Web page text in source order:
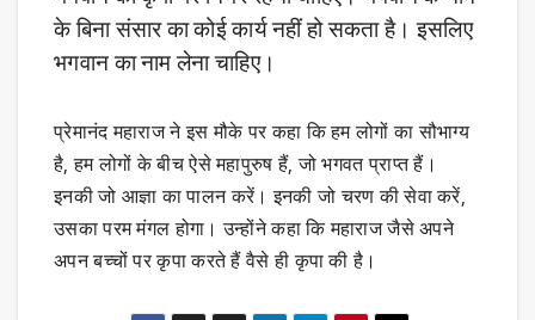
के बिना संसार का कोई कार्य नहीं हो सकता है। इसलिए
भगवान का नाम लेना चाहिए।
प्रेमानंद महाराज ने इस मौके पर कहा कि हम लोगों का सौभाग्य
है, हम लोगों के बीच ऐसे महापुरुष हैं, जो भगवत प्राप्त हैं।
इनकी जो आज्ञा का पालन करें। इनकी जो चरण की सेवा करें,
उसका परम मंगल होगा। उन्होंने कहा कि महाराज जैसे अपने
अपन बच्चों पर कृपा करते हैं वैसे ही कृपा की है।